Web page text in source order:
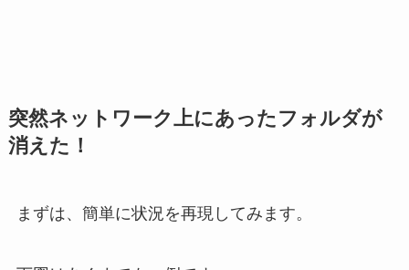
突然ネットワーク上にあったフォルダが
消えた！
まずは、簡単に状況を再現してみます。